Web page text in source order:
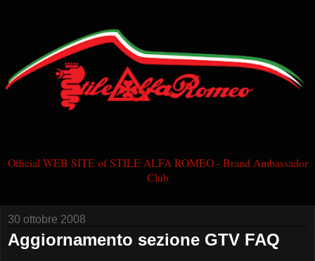
Official WEB SITE of STILE ALFA ROMEO - Brand Ambassador
Club
30 ottobre 2008
Aggiornamento sezione GTV FAQ